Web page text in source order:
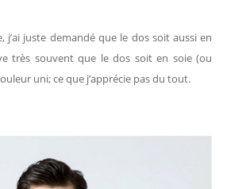
j’ai juste demandé que le dos soit aussi en
très souvent que le dos soit en soie (ou
uni; ce que j’apprécie pas du tout.